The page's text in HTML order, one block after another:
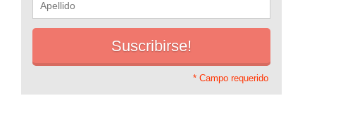
* Campo requerido